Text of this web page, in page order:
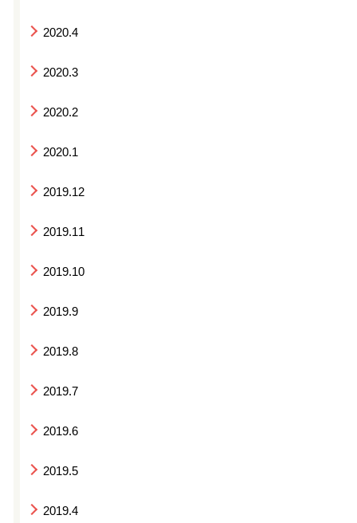
2020.4
2020.3
2020.2
2020.1
2019.12
2019.11
2019.10
2019.9
2019.8
2019.7
2019.6
2019.5
2019.4